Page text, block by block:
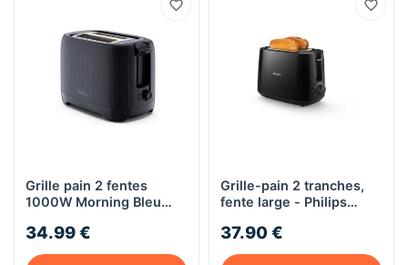
Grille pain 2 fentes
1000W Morning Bleu
34.99 €
Grille-pain 2 tranches,
fente large - Philips
HD2581/90 - noir
37.90 €